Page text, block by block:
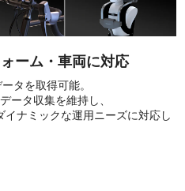
ーム・車両に対応
タを取得可能。
ータ収集を維持し、
ナミックな運用ニーズに対応し